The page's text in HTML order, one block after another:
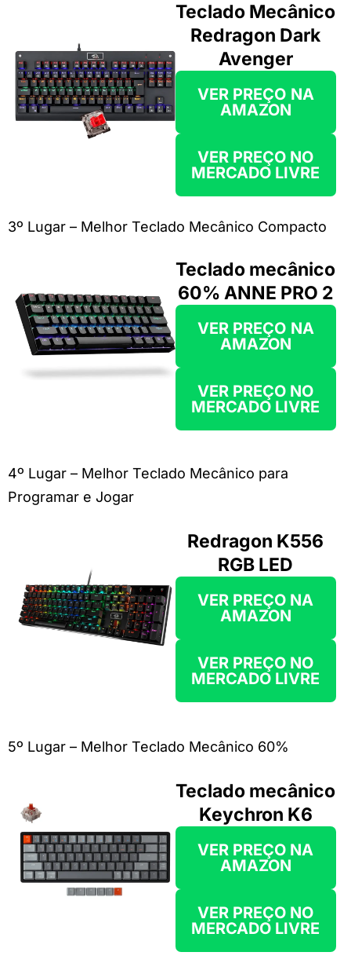
Teclado Mecânico
Redragon Dark
Avenger
VER PREÇO NA
AMAZON
VER PREÇO NO
MERCADO LIVRE
3º Lugar – Melhor Teclado Mecânico Compacto
Teclado mecânico
60% ANNE PRO 2
VER PREÇO NA
AMAZON
VER PREÇO NO
MERCADO LIVRE
4º Lugar – Melhor Teclado Mecânico para
Programar e Jogar
Redragon K556
RGB LED
VER PREÇO NA
AMAZON
VER PREÇO NO
MERCADO LIVRE
5º Lugar – Melhor Teclado Mecânico 60%
Teclado mecânico
Keychron K6
VER PREÇO NA
AMAZON
VER PREÇO NO
MERCADO LIVRE